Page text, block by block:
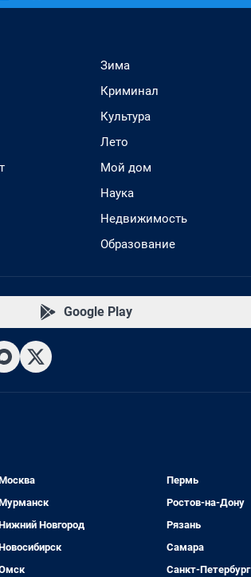
Зима
Криминал
Культура
Лето
Мой дом
Наука
Недвижимость
Образование
Google Play
Новгород
Пермь
Ростов-на-Дону
Рязань
Самара
Санкт-Петербург